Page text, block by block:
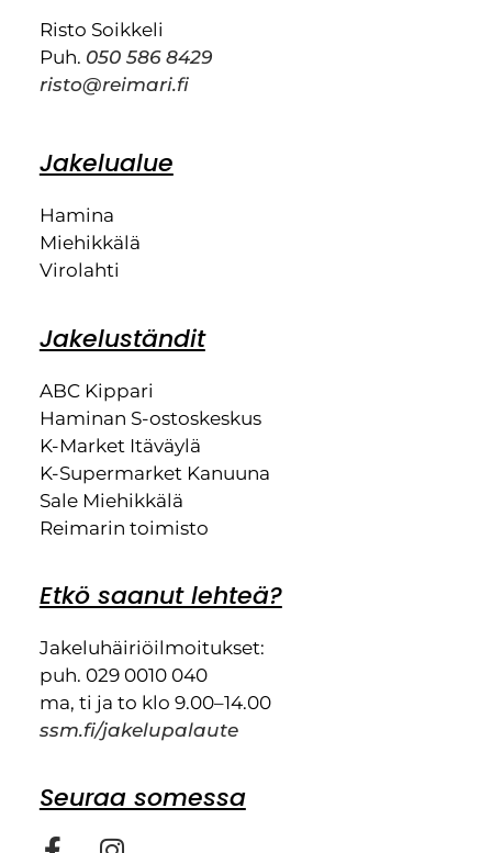
Risto Soikkeli
Puh. 050 586 8429
risto@reimari.fi
Jakelualue
Hamina
Miehikkälä
Virolahti
Jakeluständit
ABC Kippari
Haminan S-ostoskeskus
K-Market Itäväylä
K-Supermarket Kanuuna
Sale Miehikkälä
Reimarin toimisto
Etkö saanut lehteä?
Jakeluhäiriöilmoitukset:
puh. 029 0010 040
ma, ti ja to klo 9.00–14.00
ssm.fi/jakelupalaute
Seuraa somessa